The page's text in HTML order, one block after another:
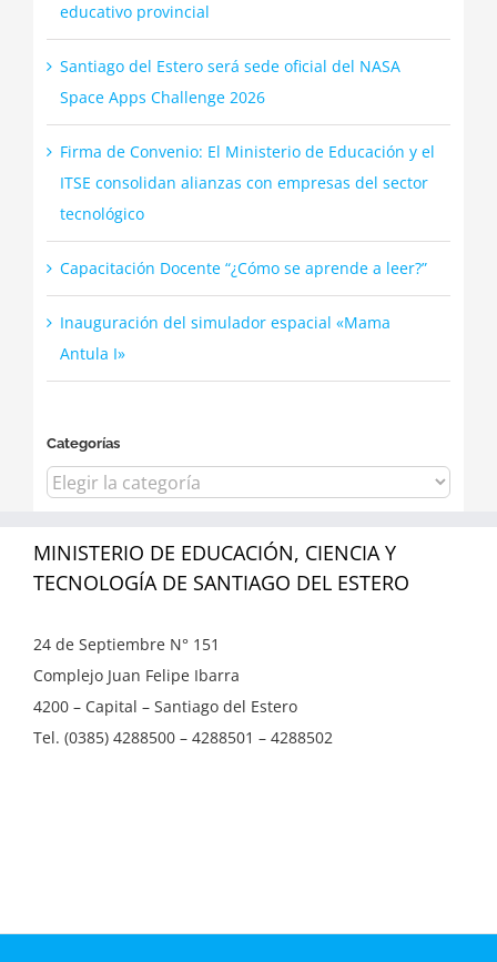
educativo provincial
Santiago del Estero será sede oficial del NASA
Space Apps Challenge 2026
Firma de Convenio: El Ministerio de Educación y el
ITSE consolidan alianzas con empresas del sector
tecnológico
Capacitación Docente “¿Cómo se aprende a leer?”
Inauguración del simulador espacial «Mama
Antula I»
Categorías
Categorías
MINISTERIO DE EDUCACIÓN, CIENCIA Y
TECNOLOGÍA DE SANTIAGO DEL ESTERO
24 de Septiembre N° 151
Complejo Juan Felipe Ibarra
4200 – Capital – Santiago del Estero
Tel. (0385) 4288500 – 4288501 – 4288502